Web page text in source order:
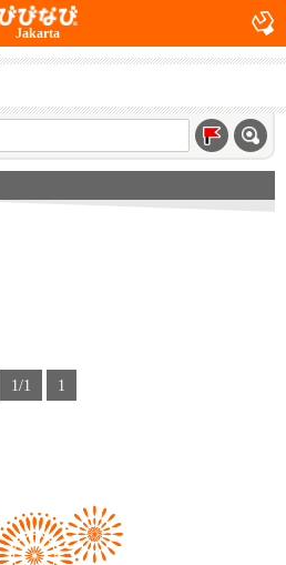
Jakarta
1/1 1